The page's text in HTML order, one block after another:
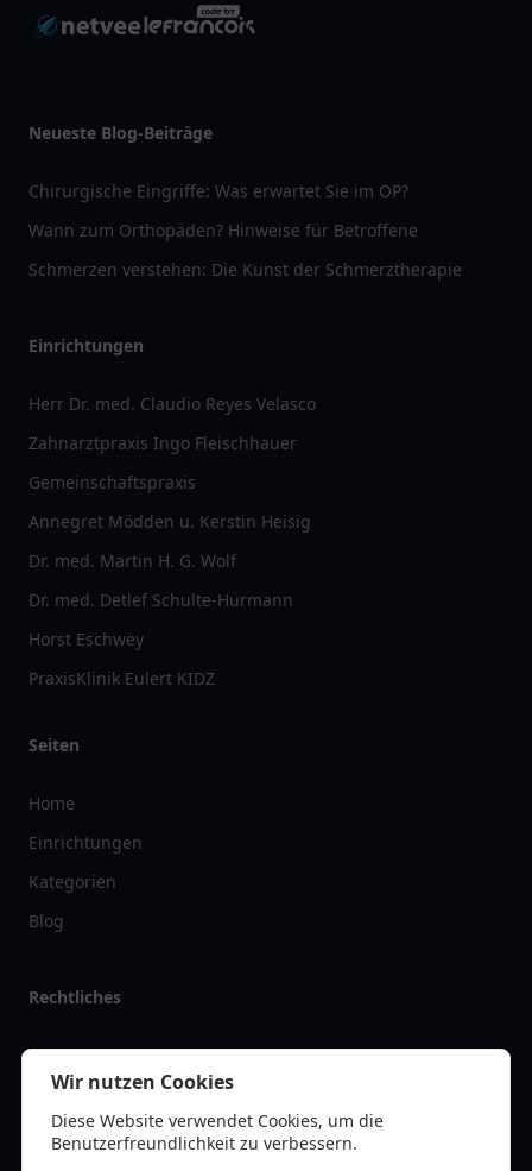
Neueste Blog-Beiträge
Chirurgische Eingriffe: Was erwartet Sie im OP?
Wann zum Orthopäden? Hinweise für Betroffene
Schmerzen verstehen: Die Kunst der Schmerztherapie
Einrichtungen
Herr Dr. med. Claudio Reyes Velasco
Zahnarztpraxis Ingo Fleischhauer
Gemeinschaftspraxis
Annegret Mödden u. Kerstin Heisig
Dr. med. Martin H. G. Wolf
Dr. med. Detlef Schulte-Hürmann
Horst Eschwey
PraxisKlinik Eulert KIDZ
Seiten
Home
Einrichtungen
Kategorien
Blog
Rechtliches
Impressum
Datenschutz
Kontakt
Wir nutzen Cookies
Diese Website verwendet Cookies, um die
Benutzerfreundlichkeit zu verbessern.